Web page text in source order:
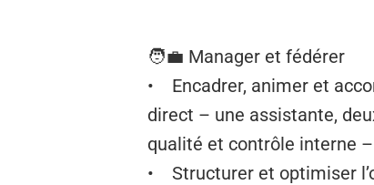
🧑‍💼 Manager et fédérer
• Encadrer, animer et
direct – une assistante,
qualité et contrôle interne
• Structurer et optimiser